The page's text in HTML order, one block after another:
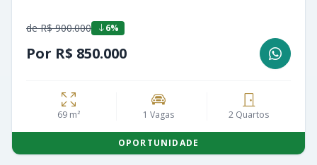
de R$ 900.000 6%
Por R$ 850.000
69 m² 1 Vagas 2 Quartos
OPORTUNIDADE